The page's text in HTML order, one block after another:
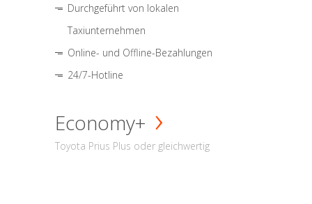
Durchgeführt von lokalen
Taxiunternehmen
Online- und Offline-Bezahlungen
24/7-Hotline
Economy+
Toyota Prius Plus oder gleichwertig